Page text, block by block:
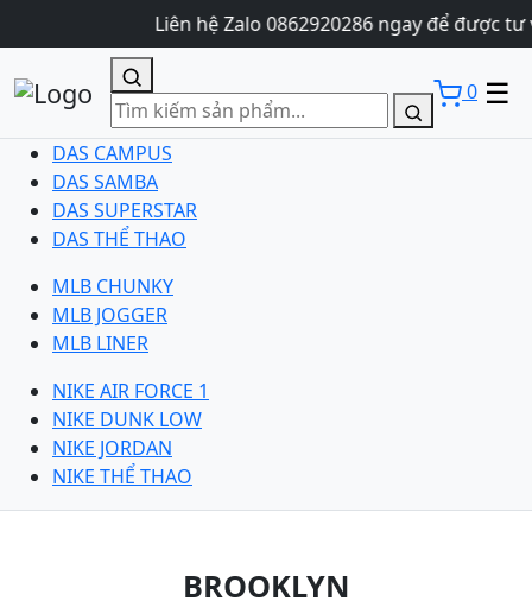
Liên hệ Zalo 0862920286 ngay để được
0 ☰
DAS CAMPUS
DAS SAMBA
DAS SUPERSTAR
DAS THỂ THAO
MLB CHUNKY
MLB JOGGER
MLB LINER
NIKE AIR FORCE 1
NIKE DUNK LOW
NIKE JORDAN
NIKE THỂ THAO
BROOKLYN